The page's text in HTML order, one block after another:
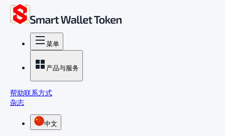
菜单
产品与服务
帮助联系方式
杂志
中文